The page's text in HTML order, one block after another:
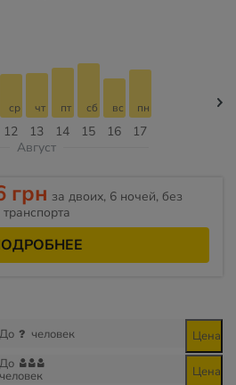
12
ср
13
чт
14
пт
15
сб
16
вс
17
пн
Август
грн за двоих, 6 ночей, без
транспорта
До человек Цена
До
человек Цена